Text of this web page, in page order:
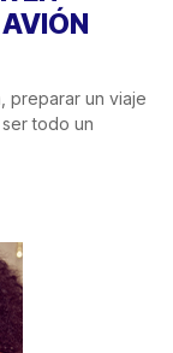
preparar un viaje
todo un